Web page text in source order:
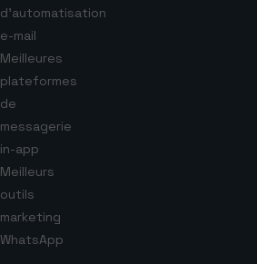
d’automatisation
e-mail
Meilleures
plateformes
de
messagerie
in-app
Meilleurs
outils
marketing
WhatsApp